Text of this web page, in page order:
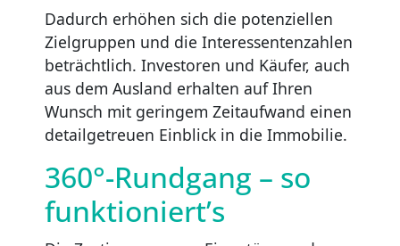
Dadurch erhöhen sich die potenziellen
Zielgruppen und die Interessentenzahlen
beträchtlich. Investoren und Käufer, auch
aus dem Ausland erhalten auf Ihren
Wunsch mit geringem Zeitaufwand einen
detailgetreuen Einblick in die Immobilie.
360°-Rundgang – so
funktioniert’s